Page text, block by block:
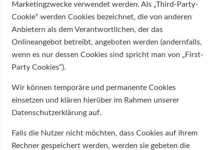
Marketingzwecke verwendet werden. Als „Third-Party-
Cookie“ werden Cookies bezeichnet, die von anderen
Anbietern als dem Verantwortlichen, der das
Onlineangebot betreibt, angeboten werden (andernfalls,
wenn es nur dessen Cookies sind spricht man von „First-
Party Cookies“).
Wir können temporäre und permanente Cookies
einsetzen und klären hierüber im Rahmen unserer
Datenschutzerklärung auf.
Falls die Nutzer nicht möchten, dass Cookies auf ihrem
Rechner gespeichert werden, werden sie gebeten die